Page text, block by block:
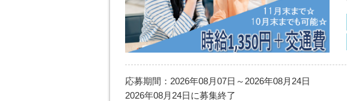
応募期間：2026年08月07日～2026年08月24日
2026年08月24日に募集終了